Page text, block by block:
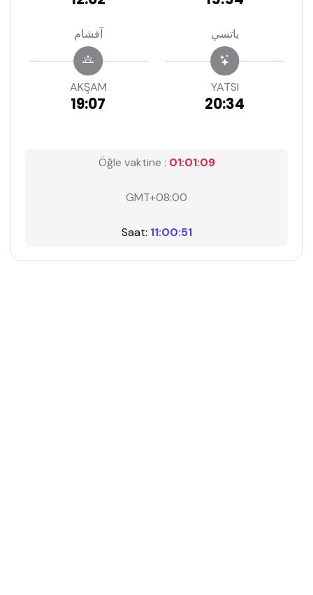
آقشام
AKŞAM
19:07
ياتسي
YATSI
20:34
Öğle vaktine : 01:01:08
GMT+08:00
Saat: 11:00:52